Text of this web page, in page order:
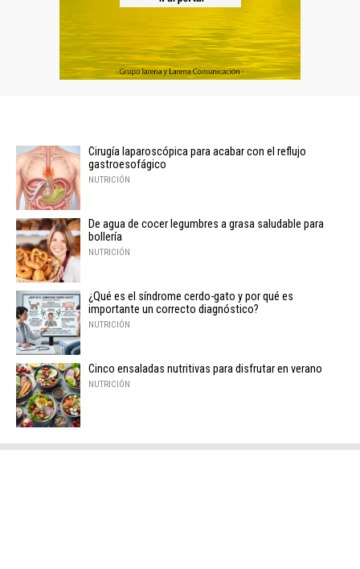
Cirugía laparoscópica para acabar con el reflujo
gastroesofágico
NUTRICIÓN
De agua de cocer legumbres a grasa saludable para
bollería
NUTRICIÓN
¿Qué es el síndrome cerdo-gato y por qué es
importante un correcto diagnóstico?
NUTRICIÓN
Cinco ensaladas nutritivas para disfrutar en verano
NUTRICIÓN